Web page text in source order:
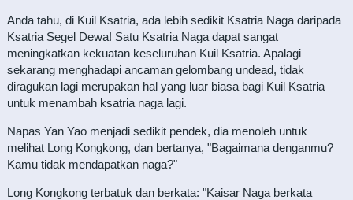
Anda tahu, di Kuil Ksatria, ada lebih sedikit Ksatria Naga daripada
Ksatria Segel Dewa! Satu Ksatria Naga dapat sangat
meningkatkan kekuatan keseluruhan Kuil Ksatria. Apalagi
sekarang menghadapi ancaman gelombang undead, tidak
diragukan lagi merupakan hal yang luar biasa bagi Kuil Ksatria
untuk menambah ksatria naga lagi.
Napas Yan Yao menjadi sedikit pendek, dia menoleh untuk
melihat Long Kongkong, dan bertanya, "Bagaimana denganmu?
Kamu tidak mendapatkan naga?"
Long Kongkong terbatuk dan berkata: "Kaisar Naga berkata